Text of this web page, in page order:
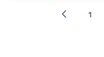
« Precedente
1